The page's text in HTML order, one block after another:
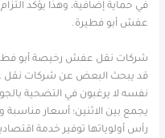
في حماية إضافية، وهذا يؤكد
عفش أبو فطيرة.
شركات نقل عفش رخيصة أبو
قد يبحث البعض عن شركات نقل
نفسه لا يرغبون في التضحية
يجمع بين الاثنين؛ أسعار
رأس أولوياتها توفير خدمة